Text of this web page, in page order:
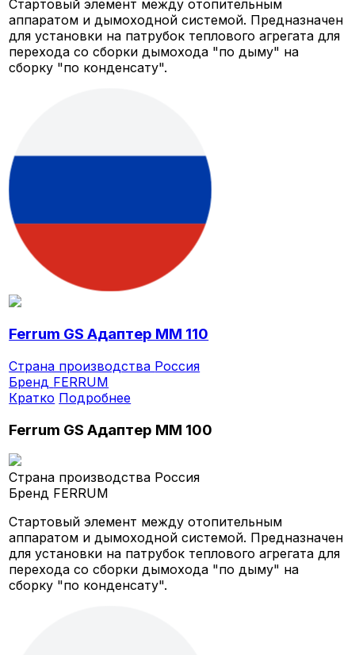
Стартовый элемент между отопительным
аппаратом и дымоходной системой. Предназначен
для установки на патрубок теплового агрегата для
перехода со сборки дымохода "по дыму" на
сборку "по конденсату".
Ferrum GS Адаптер ММ 110
Страна производства Россия
Бренд FERRUM
Кратко Подробнее
Ferrum GS Адаптер ММ 100
Страна производства Россия
Бренд FERRUM
Стартовый элемент между отопительным
аппаратом и дымоходной системой. Предназначен
для установки на патрубок теплового агрегата для
перехода со сборки дымохода "по дыму" на
сборку "по конденсату".